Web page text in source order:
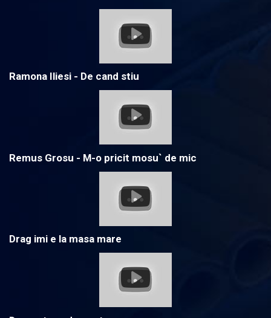
Ramona Iliesi - De cand stiu
Remus Grosu - M-o pricit mosu` de mic
Drag imi e la masa mare